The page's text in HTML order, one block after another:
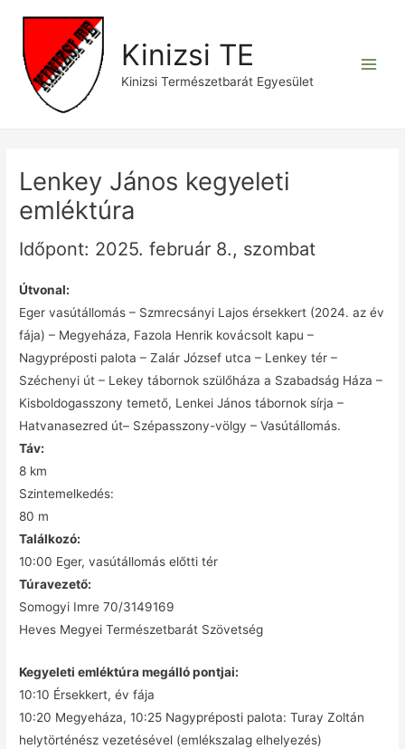
content
Kinizsi TE
Kinizsi Természetbarát Egyesület
Lenkey János kegyeleti
emléktúra
Időpont: 2025. február 8., szombat
Útvonal:
Eger vasútállomás – Szmrecsányi Lajos érsekkert (2024. az év
fája) – Megyeháza, Fazola Henrik kovácsolt kapu –
Nagypréposti palota – Zalár József utca – Lenkey tér –
Széchenyi út – Lekey tábornok szülőháza a Szabadság Háza –
Kisboldogasszony temető, Lenkei János tábornok sírja –
Hatvanasezred út– Szépasszony-völgy – Vasútállomás.
Táv:
8 km
Szintemelkedés:
80 m
Találkozó:
10:00 Eger, vasútállomás előtti tér
Túravezető:
Somogyi Imre 70/3149169
Heves Megyei Természetbarát Szövetség
Kegyeleti emléktúra megálló pontjai:
10:10 Érsekkert, év fája
10:20 Megyeháza, 10:25 Nagypréposti palota: Turay Zoltán
helytörténész vezetésével (emlékszalag elhelyezés)